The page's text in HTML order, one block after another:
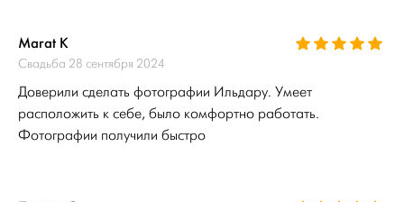
Marat K
Свадьба 28 сентября 2024
Доверили сделать фотографии Ильдару. Умеет
расположить к себе, было комфортно работать.
Фотографии получили быстро